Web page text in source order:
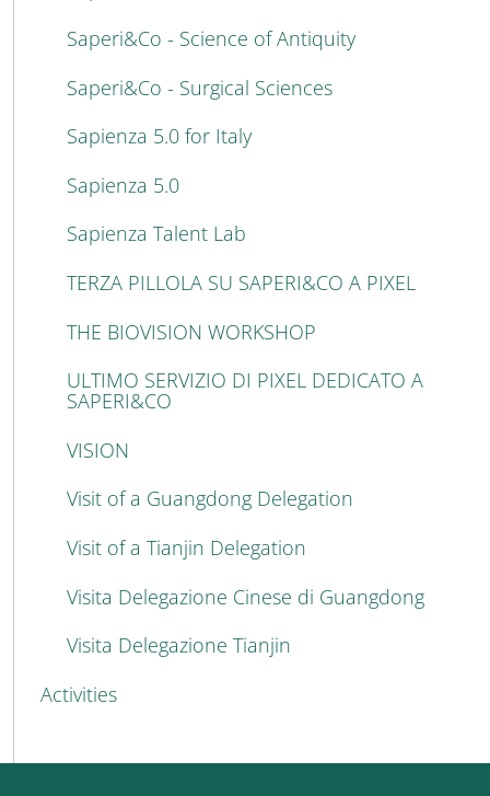
Saperi&Co - Science of Antiquity
Saperi&Co - Surgical Sciences
Sapienza 5.0 for Italy
Sapienza 5.0
Sapienza Talent Lab
TERZA PILLOLA SU SAPERI&CO A PIXEL
THE BIOVISION WORKSHOP
ULTIMO SERVIZIO DI PIXEL DEDICATO A
SAPERI&CO
VISION
Visit of a Guangdong Delegation
Visit of a Tianjin Delegation
Visita Delegazione Cinese di Guangdong
Visita Delegazione Tianjin
Activities